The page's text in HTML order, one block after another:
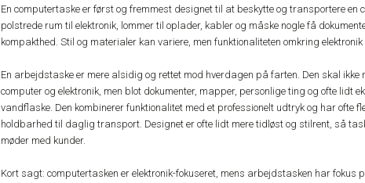
En computertaske er først og fremmest designet til at beskytte og transportere en
polstrede rum til elektronik, lommer til oplader, kabler og måske nogle få
kompakthed. Stil og materialer kan variere, men funktionaliteten omkring elektronik
En arbejdstaske er mere alsidig og rettet mod hverdagen på farten. Den skal ikke
computer og elektronik, men blot dokumenter, mapper, personlige ting og ofte lidt
vandflaske. Den kombinerer funktionalitet med et professionelt udtryk og har ofte
holdbarhed til daglig transport. Designet er ofte lidt mere tidløst og stilrent, så
møder med kunder.
Kort sagt: computertasken er elektronik-fokuseret, mens arbejdstasken har